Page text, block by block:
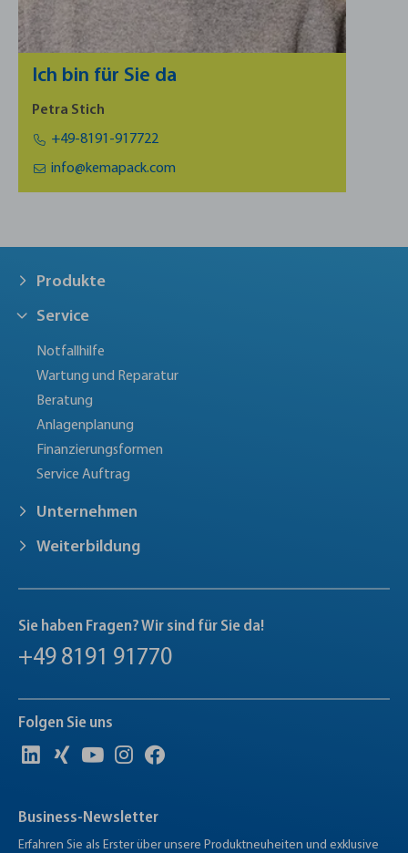
Ich bin für Sie da
Petra Stich
+49-8191-917722
info@kemapack.com
Produkte
Service
Notfallhilfe
Wartung und Reparatur
Beratung
Anlagenplanung
Finanzierungsformen
Service Auftrag
Unternehmen
Weiterbildung
Sie haben Fragen? Wir sind für Sie da!
+49 8191 91770
Folgen Sie uns
Business-Newsletter
Erfahren Sie als Erster über unsere Produktneuheiten und exklusive